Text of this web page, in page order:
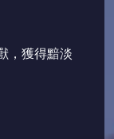
，獲得黯淡